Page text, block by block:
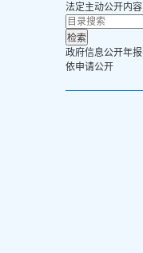
法定主动公开内容
政府信息公开年报
依申请公开